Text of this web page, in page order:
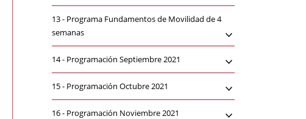
13 - Programa Fundamentos de Movilidad de 4
semanas
14 - Programación Septiembre 2021
15 - Programación Octubre 2021
16 - Programación Noviembre 2021